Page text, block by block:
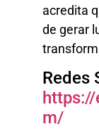
acredita
de gerar
Redes
m/